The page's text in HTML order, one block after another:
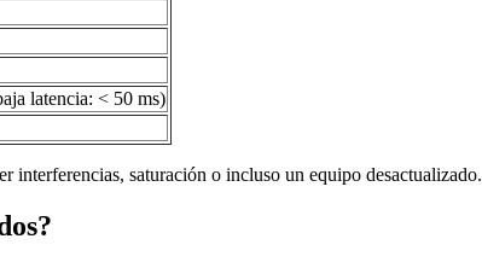
latencia: < 50 ms)
interferencias, saturación o incluso un equipo desactualizado.